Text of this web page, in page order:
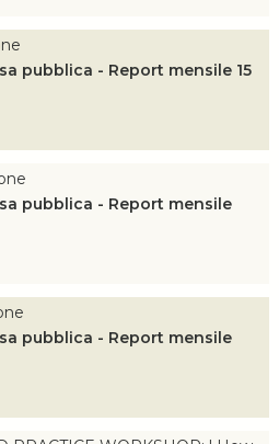
pubblica - Report mensile 15
pubblica - Report mensile
pubblica - Report mensile